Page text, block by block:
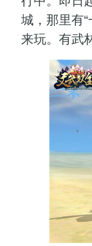
城，那里有“
来玩。有武